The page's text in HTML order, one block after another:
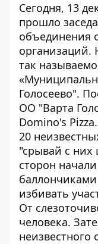
Сегодня, 13
прошло
объединения
организаций.
так
Голосеево".
ОО "Варта
Domino's
20
"срывай с них
сторон
избивать
От
человека.
неизвестного